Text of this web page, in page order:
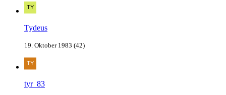
Tydeus
19. Oktober 1983 (42)
tyr_83